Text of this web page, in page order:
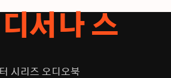
서나 스
시리즈 오디오북